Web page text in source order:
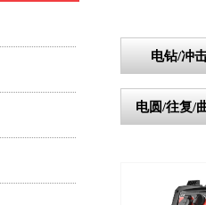
电钻/冲
电圆/往复/